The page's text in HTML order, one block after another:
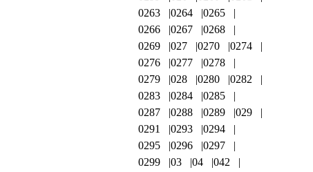
0263
0264
0265
0266
0267
0268
0269
027 0270
0274
0276
0277
0278
0279
028 0280
0282
0283
0284
0285
0287
0288 0289
029
0291
0293
0294
0295
0296
0297
0299
03 04
042